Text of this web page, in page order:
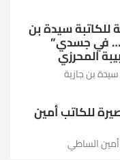
للكاتبة سيدة بن
في جسدي”
المحرزي
سيدة بن جازية
للكاتب أمين
أمين الساطي